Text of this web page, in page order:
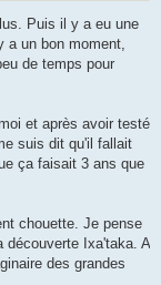
Puis il y a eu une
a un bon moment,
de temps pour
et après avoir testé
suis dit qu'il fallait
ça faisait 3 ans que
chouette. Je pense
découverte Ixa'taka. A
des grandes